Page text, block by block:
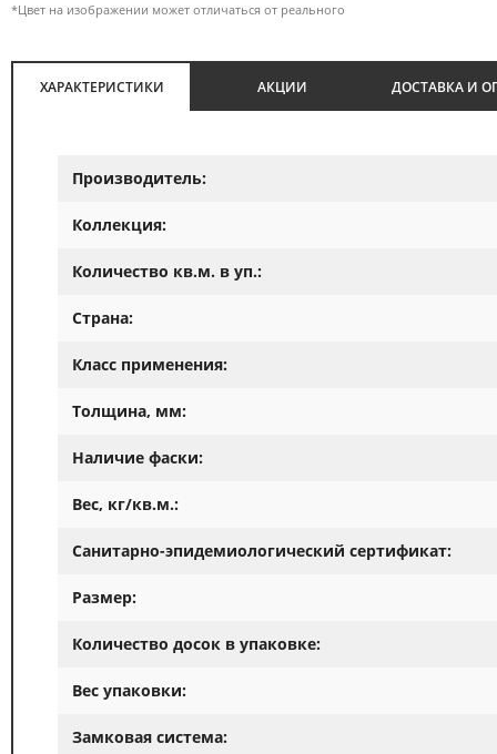
*Цвет на изображении может отличаться от реального
ХАРАКТЕРИСТИКИ АКЦИИ ДОСТАВКА И
Производитель:
Коллекция:
Количество кв.м. в уп.:
Страна:
Класс применения:
Толщина, мм:
Наличие фаски:
Вес, кг/кв.м.:
Санитарно-эпидемиологический сертификат:
Размер:
Количество досок в упаковке:
Вес упаковки:
Замковая система: